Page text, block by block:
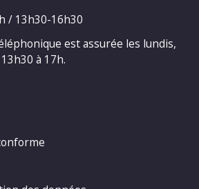
/ 13h30-16h30
est assurée les lundis,
à 17h.